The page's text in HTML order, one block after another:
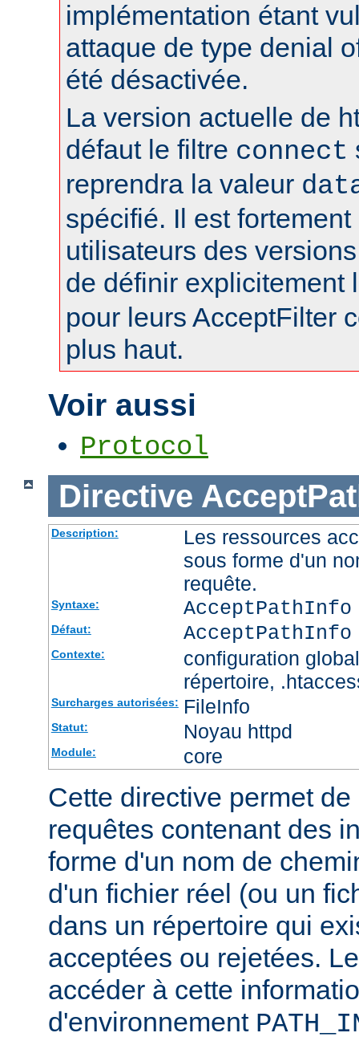
implémentation étant
attaque de type denial
été désactivée.
La version actuelle de
défaut le filtre connect
reprendra la valeur
spécifié. Il est
utilisateurs des
de définir explicitement
pour leurs AcceptFilter
plus haut.
Voir aussi
Protocol
Directive
Description:
Les ressources
sous forme d'un
requête.
Syntaxe:
Défaut:
Contexte:
configuration
répertoire,
Surcharges autorisées: FileInfo
Statut: Noyau httpd
Module: core
Cette directive permet
requêtes contenant des
forme d'un nom de
d'un fichier réel (ou un
dans un répertoire qui
acceptées ou rejetées.
accéder à cette
d'environnement